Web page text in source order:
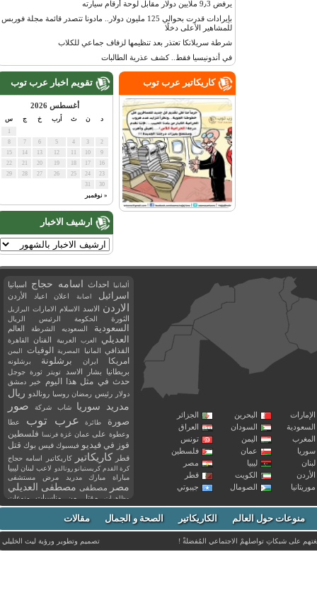
يرفض 9٫3 ملايين دولار مقابل لوحة أرقام سيارته
بإيرادات قدرت بحوالي 125 مليون دولار.. مادونا تتصدر قائمة مجلة فوربس
للمشاهير الأعلى دخلًا
شرطة سريلانكا تعتذر بعد تنظيمها لزفاف جماعي للكلاب
في أندونيسيا فقط.. كشف عذرية الطالبات
تقويم اخبار عرب توب
أغسطس 2026
أرب س
« نوفمبر
ارشيف الاخبار
كاريكاتير عرب توب
البحرين
الجزائر
السودان
العراق
اليمن
تونس
عمان
فلسطين
ليبيا
مصر
الكويت
قطر
الصومال جيبوتي
ألمانيا احداث اسامه حجاج اسبانيا
اسرائيل اصابة اعلان اعياد الأردن
الاردن الاسد الاسلام الامارات البرازيل
الثورة الحكومة الرئيس الريال
السعودية السعوديه الشرطة العالم
العديلي العرب العربية الفنان القاهرة
القذافي المانيا المصرية الوفيات اليمن
امريكا ايران برشلونة برشلونه
بريطانيا بشار الاسد تويتر ثورة جوجل
حدث في مثل هذا اليوم خبر دمشق
دولار رئيس رمضان روسيا رونالدو ريال
مدريد
سوريا شاب شركة صور
صورة طائرة عرب توب
عطا
وعطوة على عمان غزة فرنسا فلسطين
فوز في فيديو فيسبوك فيس بوك قتل
قطر كاريكاتير كاريكاتير اسامه حجاج
كرة القدم كريستيانو رونالدو لاعب لبنان ليبيا
مباراة مبارك مدريد مرض مستشفى
مصر مصطفى مصطفى العديلي
مظاهرات مقتل من مناسبات
منوعات
مواليد
موت ميسي ميلان نادي نشر
وفاة وفيات يوتيوب منوعات حول العالم الكاريكاتير الصحة و الجمال مقالات
على شبكاتِ تواصلهمْ الاجتماعي المُفضلةْ ! تصميم وتطوير ورؤيةليث الخليلي